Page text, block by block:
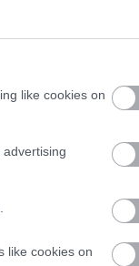
like cookies on
like cookies on